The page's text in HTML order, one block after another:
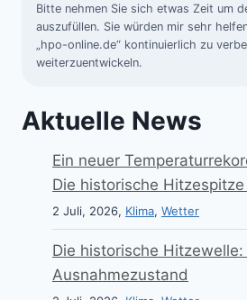
Bitte nehmen Sie sich etwas Zeit um
auszufüllen. Sie würden mir sehr
„hpo-online.de“ kontinuierlich zu
weiterzuentwickeln.
Aktuelle News
Ein neuer
Die historische
2 Juli, 2026, Klima, Wetter
Die historische Hitzewelle:
Ausnahmezustand